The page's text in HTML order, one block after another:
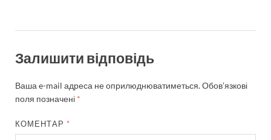
Залишити відповідь
Ваша e-mail адреса не оприлюднюватиметься.Обов’язкові
поля позначені *
КОМЕНТАР *